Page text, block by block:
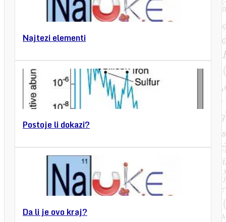
Najtezi elementi
Postoje li dokazi?
Da li je ovo kraj?